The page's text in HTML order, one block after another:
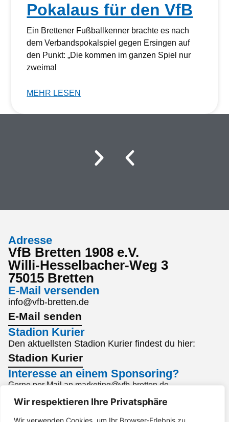
Wir respektieren Ihre Privatsphäre
Wir verwenden Cookies, um Ihr Browser-Erlebnis zu
Pokalaus für den VfB
Ein Brettener Fußballkenner brachte es nach
dem Verbandspokalspiel gegen Ersingen auf
den Punkt: „Die kommen im ganzen Spiel nur
zweimal
MEHR LESEN
Adresse
VfB Bretten 1908 e.V.
Willi-Hesselbacher-Weg 3
75015 Bretten
E-Mail versenden
info@vfb-bretten.de
E-Mail senden
Stadion Kurier
Den aktuellsten Stadion Kurier findest du hier:
Stadion Kurier
Interesse an einem Sponsoring?
Gerne per Mail an marketing@vfb-bretten.de.
Anfrage senden
ImpressumDatenschutzBarrierefreiheit